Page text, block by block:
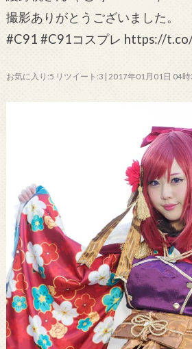
撮影ありがとうございました。
#C91 #C91コスプレ https://
お気に入り:5 リツイート:3 | 2017年01月01日 04